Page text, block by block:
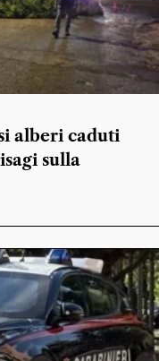
alberi caduti
sulla